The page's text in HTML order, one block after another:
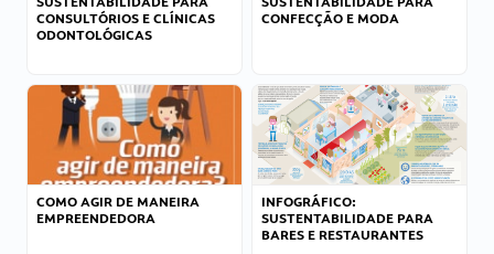
CONSULTÓRIOS E CLÍNICAS
ODONTOLÓGICAS
CONFECÇÃO E MODA
COMO AGIR DE MANEIRA
EMPREENDEDORA
INFOGRÁFICO:
SUSTENTABILIDADE PARA
BARES E RESTAURANTES